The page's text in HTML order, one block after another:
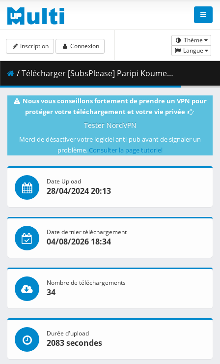
Thème
Langue
Inscription Connexion
/ Télécharger [SubsPlease] Paripi Koumei - Road to Summer Sonia (1080p) [8AD060EE].mkv.007 ( 467.60 MB )
Nous vous conseillons fortement de prendre un VPN pour
protéger votre téléchargement et votre vie privée
Tester NordVPN
Merci de désactiver votre logiciel anti-pub avant de signaler un
problème. Consulter la page tutoriel
Date Upload
28/04/2024 20:13
Date dernier téléchargement
04/08/2026 18:34
Nombre de téléchargements
34
Durée d'upload
2083 secondes